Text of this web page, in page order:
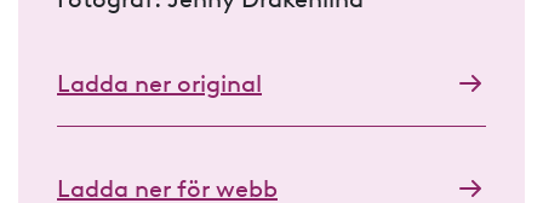
Ladda ner original
Ladda ner för webb